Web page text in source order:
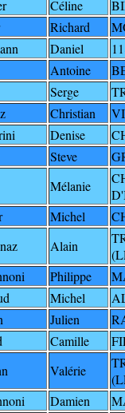
Céline
Richard
Daniel
Antoine
Serge
Christian
Denise
Steve
Mélanie
Michel
Alain
Philippe
Michel
Julien
Camille
Valérie
Damien